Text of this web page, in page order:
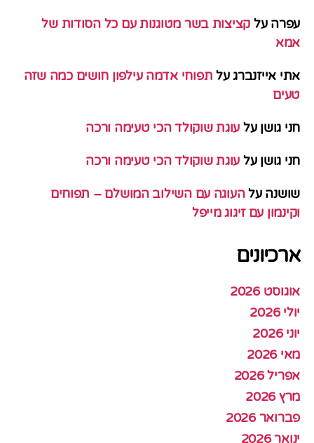
עפרה על קציצות בשר מטוגנות עם כל הסודות של
אמא
אתי אייזנברגעל תפוחי אדמה עילפון חושים כמה שזה
טעים
חני גושן על עוגת שוקולד הכי טעימה ורכה
חני גושן על עוגת שוקולד הכי טעימה ורכה
שושנה עלהעוגה עם השילוב המושלם – תפוחים
וקינמון עם זיגוג מייפל
ארכיונים
אוגוסט 2026
יולי 2026
יוני 2026
מאי 2026
אפריל 2026
מרץ 2026
פברואר 2026
ינואר 2026